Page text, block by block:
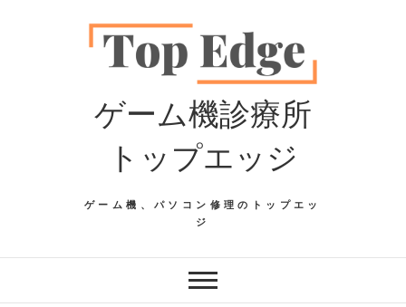
ゲーム機診療所
トップエッジ
ゲーム機、パソコン修理のトップエッ
ジ